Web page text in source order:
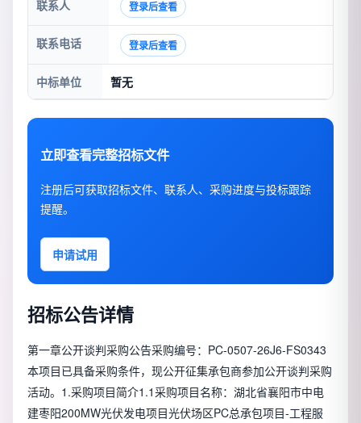
联系人 登录后查看
联系电话 登录后查看
中标单位 暂无
立即查看完整招标文件
注册后可获取招标文件、联系人、采购进度与投标跟踪
提醒。
申请试用
招标公告详情
第一章公开谈判采购公告采购编号：PC-0507-26J6-FS0343
本项目已具备采购条件，现公开征集承包商参加公开谈判采购
活动。1.采购项目简介1.1采购项目名称：湖北省襄阳市中电
建枣阳200MW光伏发电项目光伏场区PC总承包项目-工程服